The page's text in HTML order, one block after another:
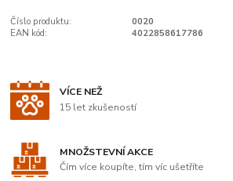
Číslo produktu:
0020
EAN kód:
4022858617786
VÍCE NEŽ
15 let zkušeností
MNOŽSTEVNÍ AKCE
Čím více koupíte, tím víc ušetříte